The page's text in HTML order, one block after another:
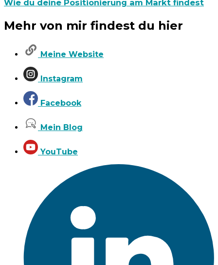
Wie du deine Positionierung am Markt findest
Mehr von mir findest du hier
Meine Website
Instagram
Facebook
Mein Blog
YouTube